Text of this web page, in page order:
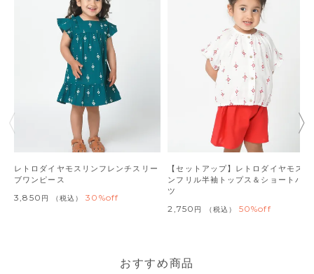
レトロダイヤモスリンフレンチスリー
ブワンピース
3,850 税込 30%off
【セットアップ】レトロダイヤモスリ
ンフリル半袖トップス＆ショートパン
ツ
2,750 税込 50%off
おすすめ商品